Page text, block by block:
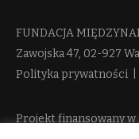
FUNDACJA
Zawojska 47, 02-927
Polityka prywatności
Projekt finansowany